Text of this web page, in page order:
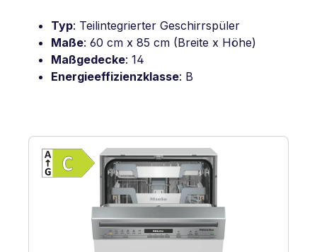
Typ: Teilintegrierter Geschirrspüler
Maße: 60 cm x 85 cm (Breite x Höhe)
Maßgedecke: 14
Energieeffizienzklasse: B
Vollständiges Energielabel anzeigen
Energieklasse C. Höchste bis